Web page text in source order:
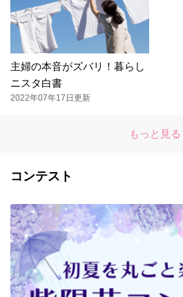
主婦の本音がズバリ！暮らし
ニスタ白書
2022年07年17日更新
もっと見る
コンテスト